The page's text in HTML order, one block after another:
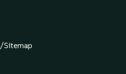
/Sitemap